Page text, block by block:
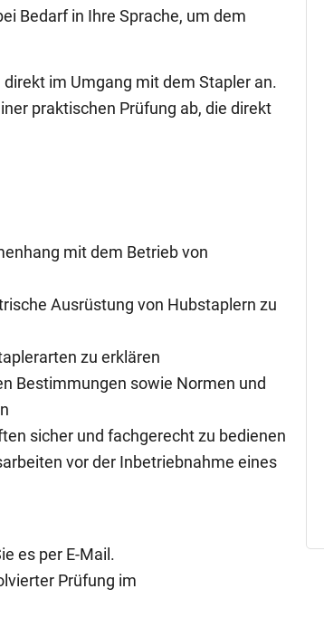
Bedarf in Ihre Sprache, um dem
im Umgang mit dem Stapler an.
praktischen Prüfung ab, die direkt
mit dem Betrieb von
Ausrüstung von Hubstaplern zu
zu erklären
Bestimmungen sowie Normen und
sicher und fachgerecht zu bedienen
vor der Inbetriebnahme eines
es per E-Mail.
Prüfung im